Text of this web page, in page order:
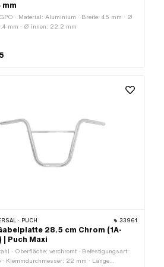
mm
· Material: Aluminium · Breite: 45 mm · Ø
mm · Ø innen: 22.2 mm
· PUCH 33961
28.5 cm Chrom (1A-
| Puch Maxi
· Oberfläche: verchromt · Befestigungsart:
· Klemmdurchmesser: 22 mm · Länge